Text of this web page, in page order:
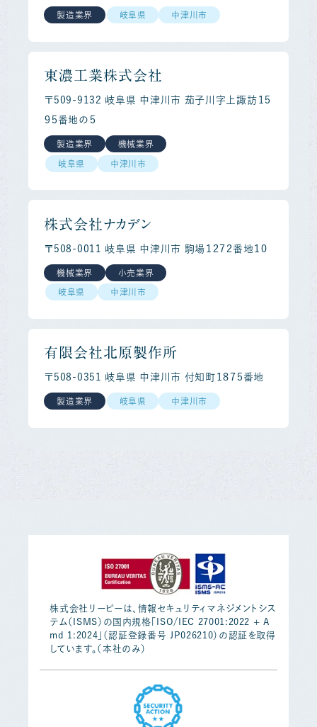
製造業界 岐阜県 中津川市
東濃工業株式会社
〒509-9132 岐阜県 中津川市 茄子川字上諏訪１５
９５番地の５
製造業界 機械業界
岐阜県 中津川市
株式会社ナカデン
〒508-0011 岐阜県 中津川市 駒場１２７２番地１０
機械業界 小売業界
岐阜県 中津川市
有限会社北原製作所
〒508-0351 岐阜県 中津川市 付知町１８７５番地
製造業界 岐阜県 中津川市
株式会社リーピーは、情報セキュリティマネジメントシス
テム（ISMS）の国内規格「ISO/IEC 27001:2022 + A
md 1:2024」（認証登録番号 JP026210）の認証を取得
しています。（本社のみ）